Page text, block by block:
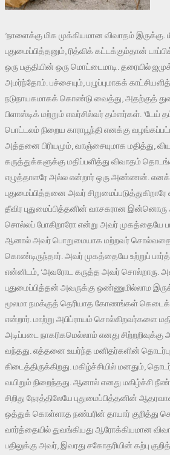
’நாளைக்கு மிக முக்கியமான விவாதம்
புதுமைப்பித்தனும், ரித்விக் கட்டக்கும்தான்
ஒரு பகுதியின் ஒரு மொட்டைமாடி. தரையில்
அமர்ந்தோம். பச்சையும், பழுப்புமாகக்
நடுநாயகமாகக் கொண்டு வைத்து, அதற்குத்
பிளாஸ்டிக் மற்றும் எவர்சில்வர் தம்ளர்கள். ‘டேய்
பொட்டலம் நிறைய காராபூந்தி எனக்கு
அத்தனை பிரியமும், வாஞ்சையுமாக மதித்து,
கருத்துக்களுக்கு மதிப்பளித்து விவாதம்
எழுத்தாளரே அல்ல என்றார் ஒரு அண்ணன். எனக்கு
புதுமைப்பித்தனை அவர்
தீவிர புதுமைப்பித்தனின் வாசகரான
சொல்லப் போகிறாரோ என்று அவர் முகத்தையே
ஆனால் அவர் பொறுமையாக மற்றவர்
கொண்டிருந்தார். அவர் முகத்தையே உற்றுப்
என்னிடம், ‘அவரோட கருத்த அவர் சொல்றாரு.
புதுமைப்பித்தன் அவருக்கு ஒண்ணுமில்லாம
மூலமா நமக்குத் தெரியாத கோணங்கள் கெடைக்க
என்றார். மாற்று அபிப்ராயம் சொல்கிறவர்களை
அடிப்படை நாகரிகமெல்லாம் எனது
வந்தது. எத்தனை உயர்ந்த மனிதர்களின்
கிடைத்திருக்கிறது. மகிழ்ச்சியில் மனதும்,
வயிறும் நிறைந்தது. ஆனால் எனது மகிழ்ச்சி
சிறிது நேரத்திலேயே புதுமைப்பித்தனின்
ஒத்துக் கொள்ளாத நண்பரின் தாயார் குறித்து
வார்த்தையில் துவங்கியது ஆரோக்கியமான
பதிலுக்கு அவர், இவரது சகோதரியின் கற்பு